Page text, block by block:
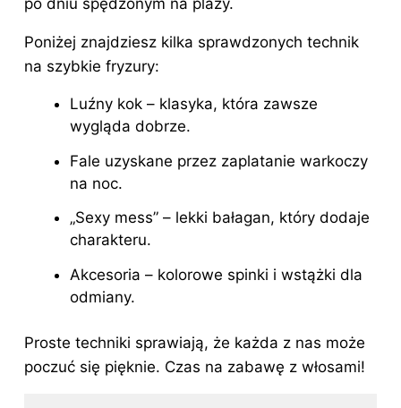
po dniu spędzonym na plaży.
Poniżej znajdziesz kilka sprawdzonych technik
na szybkie fryzury:
Luźny kok – klasyka, która zawsze
wygląda dobrze.
Fale uzyskane przez zaplatanie warkoczy
na noc.
„Sexy mess” – lekki bałagan, który dodaje
charakteru.
Akcesoria – kolorowe spinki i wstążki dla
odmiany.
Proste techniki sprawiają, że każda z nas może
poczuć się pięknie. Czas na zabawę z włosami!